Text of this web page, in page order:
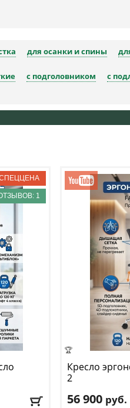
для осанки и спины
с подголовником
с
1
🏆
Кресло
2
56 900 руб.